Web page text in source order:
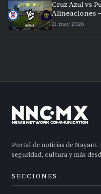
Cruz Azul vs
Alineaciones
21 may 2026
Portal de noticias de
seguridad, cultura y más
SECCIONES